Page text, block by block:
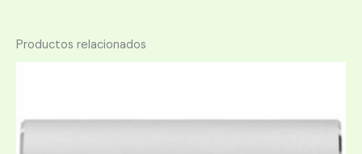
Productos relacionados